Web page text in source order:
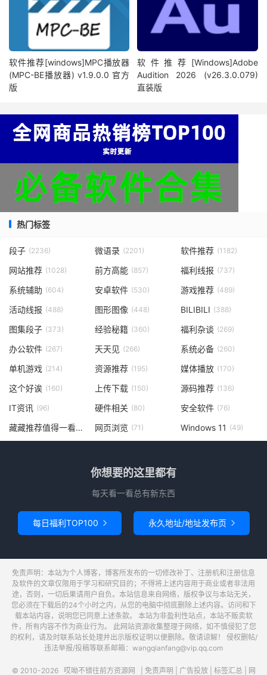
软件推荐[windows]MPC播放器
(MPC-BE播放器) v1.9.0.0 官方
版
软件推荐[Windows]Adobe
Audition 2026 (v26.3.0.079)
直装版
热门标签
段子 (2236) 微语录 (2201) 软件推荐 (1182)
网站推荐 (1028) 前方高能 (857) 福利线报 (737)
系统辅助 (604) 安卓软件 (530) 游戏推荐 (489)
活动线报 (488) 图形图像 (448) BILIBILI (388)
图集段子 (373) 经验秘籍 (360) 福利杂谈 (269)
办公软件 (267) 天天见 (266) 系统必备 (260)
单机游戏 (214) 资源推荐 (195) 媒体播放 (170)
这个好诶 (160) 上传下载 (150) 源码推荐 (136)
IT资讯 (96) 硬件相关 (80) 安全软件 (76)
藏藏推荐值得一看 网页浏览 (71) Windows 11 (49)
你想要的这里都有
每天看一看总有新东西
每日福利TOP100  永久地址/地址发布页 
免责声明：本站为个人博客，博客所发布的一切修改补丁、注册机和注册信息
及软件的文章仅限用于学习和研究目的；不得将上述内容用于商业或者非法用
途，否则，一切后果请用户自负。本站信息来自网络，版权争议与本站无关，
您必须在下载后的24个小时之内，从您的电脑中彻底删除上述内容。访问和下
载本站内容，说明您已同意上述条款。 本站为非盈利性站点，本站不贩卖软
件，所有内容不作为商业行为。 此网站资源收集整理于网络，如不慎侵犯了您
的权利，请及时联系站长处理并出示版权证明以便删除。敬请谅解！ 侵权删帖/
违法举报/投稿等联系邮箱：wangqianfang@vip.qq.com
© 2010-2026 哎呦不错往前方资源网 免责声明 广告投放| 标签汇总 网